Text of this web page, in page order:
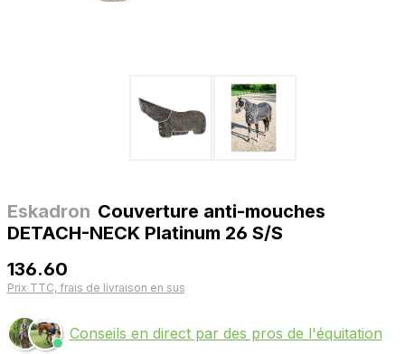
Eskadron Couverture anti-mouches
DETACH-NECK Platinum 26 S/S
136.60
Prix TTC, frais de livraison en sus
Conseils en direct par des pros de l'équitation